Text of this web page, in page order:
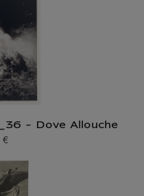
- Dove Allouche
€